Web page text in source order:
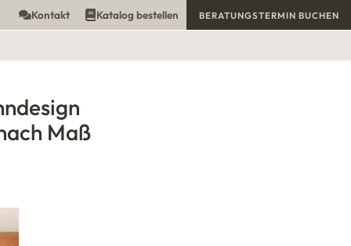
Maß
Kontakt Katalog bestellen BERATUNGSTERMIN BUCHEN